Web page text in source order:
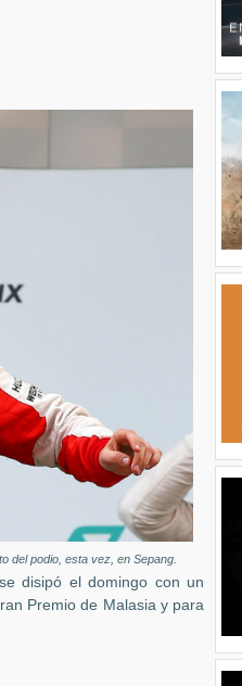
del podio, esta vez, en Sepang.
disipó el domingo con un
Premio de Malasia y para